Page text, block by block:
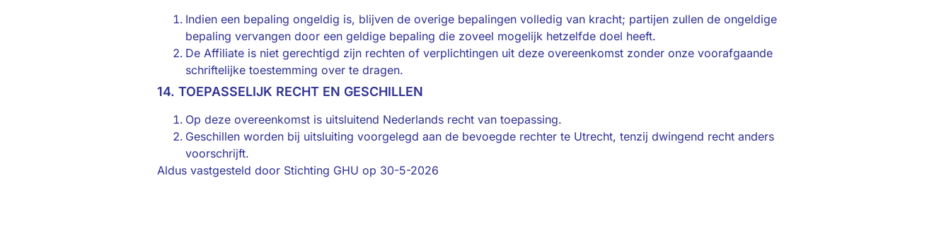
Indien een bepaling ongeldig is, blijven de overige bepalingen volledig van kracht; partijen zullen de ongeldige
bepaling vervangen door een geldige bepaling die zoveel mogelijk hetzelfde doel heeft.
De Affiliate is niet gerechtigd zijn rechten of verplichtingen uit deze overeenkomst zonder onze voorafgaande
schriftelijke toestemming over te dragen.
14. TOEPASSELIJK RECHT EN GESCHILLEN
Op deze overeenkomst is uitsluitend Nederlands recht van toepassing.
Geschillen worden bij uitsluiting voorgelegd aan de bevoegde rechter te Utrecht, tenzij dwingend recht anders
voorschrijft.
Aldus vastgesteld door Stichting GHU op 30-5-2026